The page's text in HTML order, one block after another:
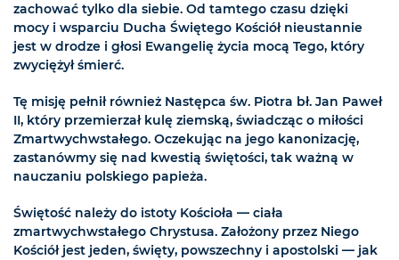
zachować tylko dla siebie. Od tamtego czasu dzięki
mocy i wsparciu Ducha Świętego Kościół nieustannie
jest w drodze i głosi Ewangelię życia mocą Tego, który
zwyciężył śmierć.
Tę misję pełnił również Następca św. Piotra bł. Jan Paweł
II, który przemierzał kulę ziemską, świadcząc o miłości
Zmartwychwstałego. Oczekując na jego kanonizację,
zastanówmy się nad kwestią świętości, tak ważną w
nauczaniu polskiego papieża.
Świętość należy do istoty Kościoła — ciała
zmartwychwstałego Chrystusa. Założony przez Niego
Kościół jest jeden, święty, powszechny i apostolski — jak